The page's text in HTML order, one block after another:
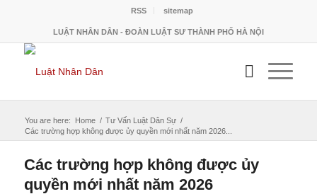
RSS sitemap
LUẬT NHÂN DÂN - ĐOÀN LUẬT SƯ THÀNH PHỐ HÀ NỘI
You are here: Home / Tư Vấn Luật Dân Sự /
Các trường hợp không được ủy quyền mới nhất năm 2026...
Các trường hợp không được ủy
quyền mới nhất năm 2026